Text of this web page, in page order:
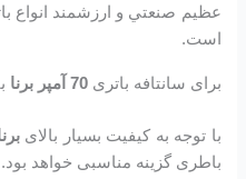
عظيم صنعتي و ارزشمند انواع
است.
برای سانتافه باتری70 آمپر برنا
با توجه به کیفیت بسیار بالای
باطری گزینه مناسبی خواهد بود.